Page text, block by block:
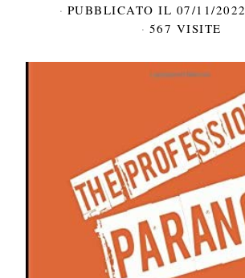
PUBBLICATO IL 07/11/2022
567 VISITE